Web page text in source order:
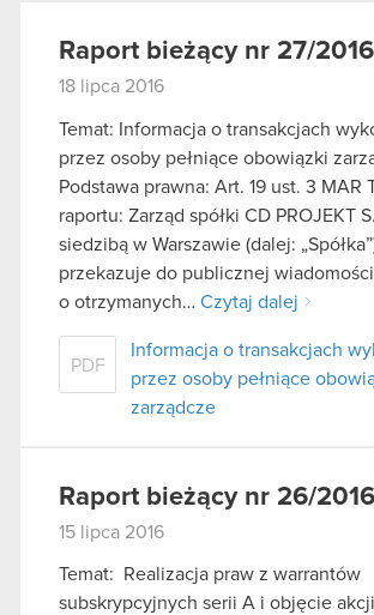
Raport bieżący nr 27/2016
18 lipca 2016
Temat: Informacja o transakcjach
przez osoby pełniące obowiązki
Podstawa prawna: Art. 19 ust. 3 MAR
raportu: Zarząd spółki CD PROJEKT
siedzibą w Warszawie (dalej:
przekazuje do publicznej
o otrzymanych… Czytaj dalej
PDF
Informacja o transakcjach
przez osoby pełniące
zarządcze
Raport bieżący nr 26/2016
15 lipca 2016
Temat: Realizacja praw z warrantów
subskrypcyjnych serii A i objęcie